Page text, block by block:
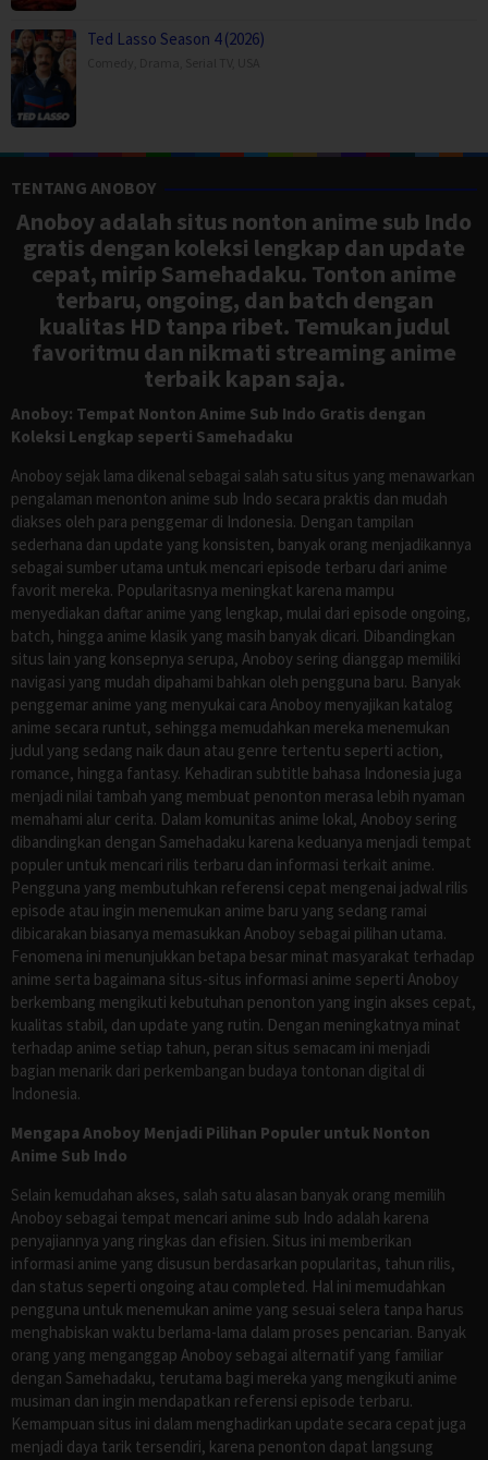
Ted Lasso Season 4 (2026)
TENTANG ANOBOY
Anoboy adalah situs nonton anime sub Indo
gratis dengan koleksi lengkap dan update
cepat, mirip Samehadaku. Tonton anime
terbaru, ongoing, dan batch dengan
kualitas HD tanpa ribet. Temukan judul
favoritmu dan nikmati streaming anime
terbaik kapan saja.
Anoboy: Tempat Nonton Anime Sub Indo Gratis dengan
Koleksi Lengkap seperti Samehadaku
Anoboy sejak lama dikenal sebagai salah satu situs yang menawarkan
pengalaman menonton anime sub Indo secara praktis dan mudah
diakses oleh para penggemar di Indonesia. Dengan tampilan
sederhana dan update yang konsisten, banyak orang menjadikannya
sebagai sumber utama untuk mencari episode terbaru dari anime
favorit mereka. Popularitasnya meningkat karena mampu
menyediakan daftar anime yang lengkap, mulai dari episode ongoing,
batch, hingga anime klasik yang masih banyak dicari. Dibandingkan
situs lain yang konsepnya serupa, Anoboy sering dianggap memiliki
navigasi yang mudah dipahami bahkan oleh pengguna baru. Banyak
penggemar anime yang menyukai cara Anoboy menyajikan katalog
anime secara runtut, sehingga memudahkan mereka menemukan
judul yang sedang naik daun atau genre tertentu seperti action,
romance, hingga fantasy. Kehadiran subtitle bahasa Indonesia juga
menjadi nilai tambah yang membuat penonton merasa lebih nyaman
memahami alur cerita. Dalam komunitas anime lokal, Anoboy sering
dibandingkan dengan Samehadaku karena keduanya menjadi tempat
populer untuk mencari rilis terbaru dan informasi terkait anime.
Pengguna yang membutuhkan referensi cepat mengenai jadwal rilis
episode atau ingin menemukan anime baru yang sedang ramai
dibicarakan biasanya memasukkan Anoboy sebagai pilihan utama.
Fenomena ini menunjukkan betapa besar minat masyarakat terhadap
anime serta bagaimana situs-situs informasi anime seperti Anoboy
berkembang mengikuti kebutuhan penonton yang ingin akses cepat,
kualitas stabil, dan update yang rutin. Dengan meningkatnya minat
terhadap anime setiap tahun, peran situs semacam ini menjadi
bagian menarik dari perkembangan budaya tontonan digital di
Indonesia.
Mengapa Anoboy Menjadi Pilihan Populer untuk Nonton
Anime Sub Indo
Selain kemudahan akses, salah satu alasan banyak orang memilih
Anoboy sebagai tempat mencari anime sub Indo adalah karena
penyajiannya yang ringkas dan efisien. Situs ini memberikan
informasi anime yang disusun berdasarkan popularitas, tahun rilis,
dan status seperti ongoing atau completed. Hal ini memudahkan
pengguna untuk menemukan anime yang sesuai selera tanpa harus
menghabiskan waktu berlama-lama dalam proses pencarian. Banyak
orang yang menganggap Anoboy sebagai alternatif yang familiar
dengan Samehadaku, terutama bagi mereka yang mengikuti anime
musiman dan ingin mendapatkan referensi episode terbaru.
Kemampuan situs ini dalam menghadirkan update secara cepat juga
menjadi daya tarik tersendiri, karena penonton dapat langsung